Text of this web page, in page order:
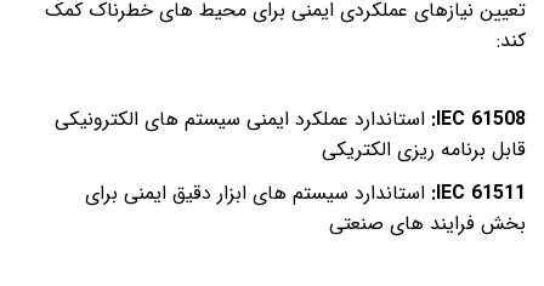
تعیین نیازهای عملکردی ایمنی برای محیط های خطرناک کمک
کند:
IEC 61508
: استاندارد عملکرد ایمنی سیستم های الکترونیکی
قابل برنامه ریزی الکتریکی
IEC 61511: استاندارد سیستم های ابزار دقیق ایمنی برای
بخش فرایند های صنعتی